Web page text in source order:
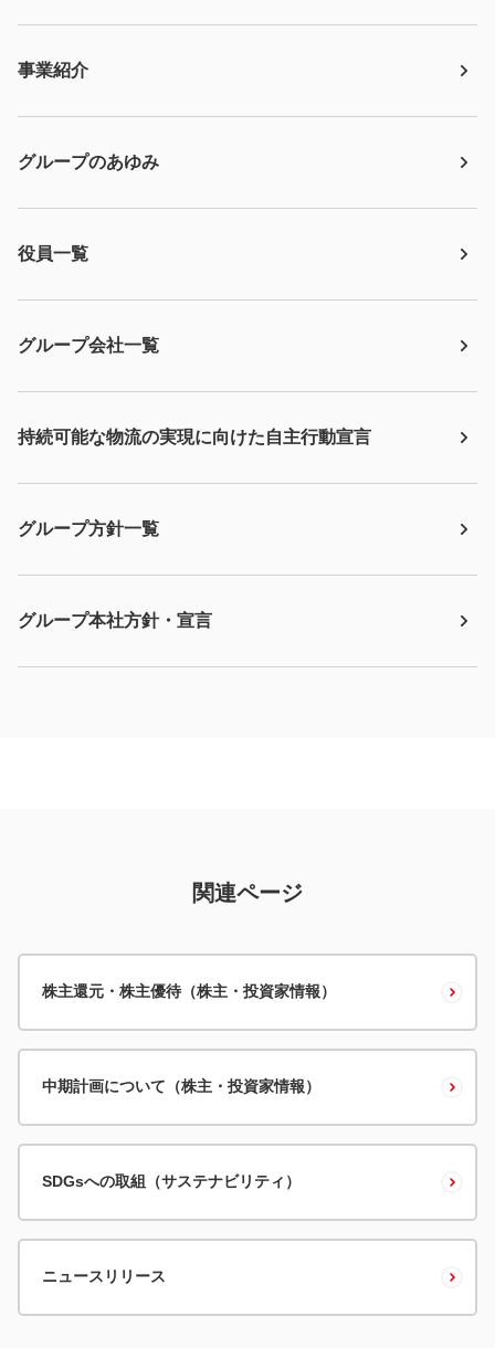
事業紹介
グループのあゆみ
役員一覧
グループ会社一覧
持続可能な物流の実現に向けた自主行動宣言
グループ方針一覧
グループ本社方針・宣言
関連ページ
株主還元・株主優待（株主・投資家情報）
中期計画について（株主・投資家情報）
SDGsへの取組（サステナビリティ）
ニュースリリース